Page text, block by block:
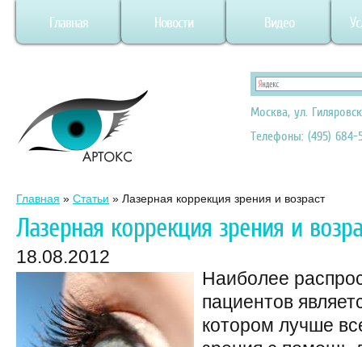
Главная Новости Видео
Москва, ул.
Телефоны: (495) 684-
Главная » Статьи » Лазерная коррекция зрения и возраст
Лазерная коррекция зрения и
18.08.2012
Наиболее
пациентов
котором лучше